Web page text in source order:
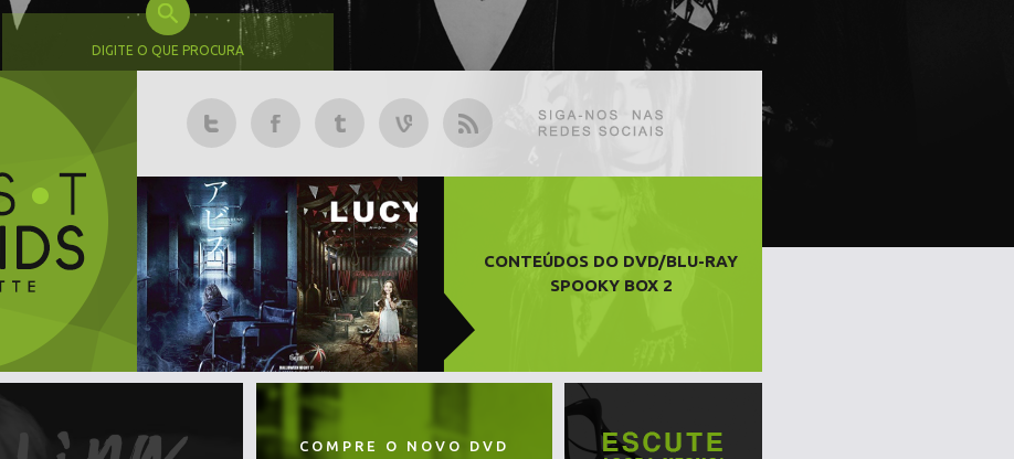
DIGITE O QUE PROCURA
CONTEÚDOS DO DVD/BLU-RAY
SPOOKY BOX 2
COMPRE O NOVO DVD